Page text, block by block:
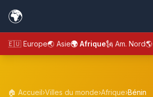
🌍
🇪🇺 Europe🌏 Asie🌍 Afrique🗽 Am. Nord
🏠 Accueil›Villes du monde›Afrique›Bénin